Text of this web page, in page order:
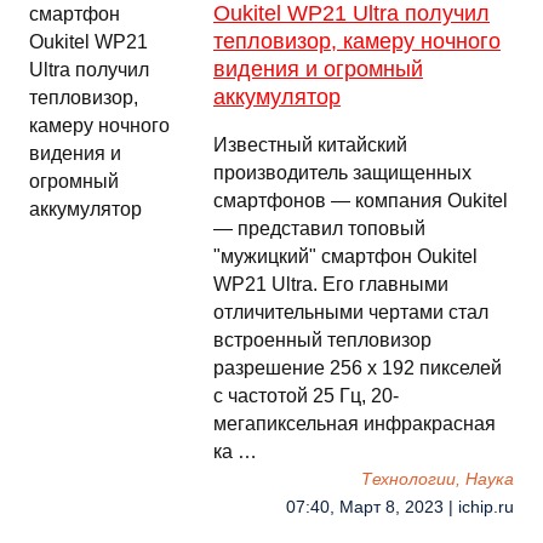
Oukitel WP21 Ultra получил
тепловизор, камеру ночного
видения и огромный
аккумулятор
Известный китайский
производитель защищенных
смартфонов — компания Oukitel
— представил топовый
"мужицкий" смартфон Oukitel
WP21 Ultra. Его главными
отличительными чертами стал
встроенный тепловизор
разрешение 256 х 192 пикселей
с частотой 25 Гц, 20-
мегапиксельная инфракрасная
ка …
Технологии, Наука
07:40, Март 8, 2023 | ichip.ru